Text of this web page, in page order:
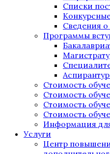
Списки
Сведения
Программы
Стоимость
Стоимость
Стоимость
Стоимость
Информация
Услуги
Центр